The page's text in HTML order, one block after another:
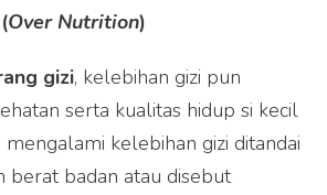
Over Nutrition)
gizi, kelebihan gizi pun
serta kualitas hidup si kecil
kelebihan gizi ditandai
berat badan atau disebut